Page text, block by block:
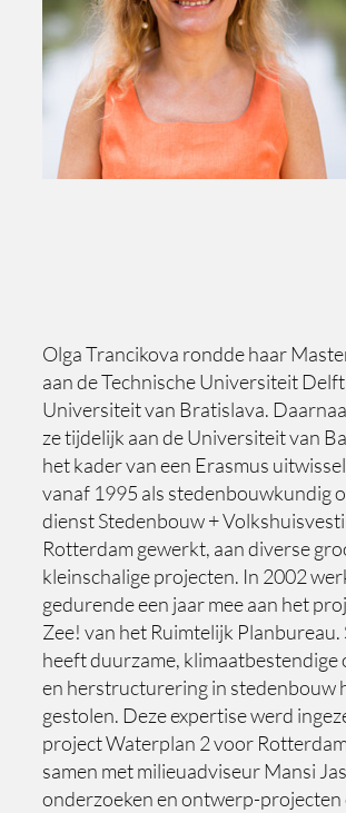
Olga Trancikova rondde haar
aan de Technische Universiteit
Universiteit van Bratislava.
ze tijdelijk aan de Universiteit van
het kader van een Erasmus
vanaf 1995 als stedenbouwkundig
dienst Stedenbouw +
Rotterdam gewerkt, aan diverse
kleinschalige projecten. In 2002
gedurende een jaar mee aan het
Zee! van het Ruimtelijk Planbureau.
heeft duurzame, klimaatbestendige
en herstructurering in stedenbouw
gestolen. Deze expertise werd
project Waterplan 2 voor
samen met milieuadviseur Mansi
onderzoeken en ontwerp-projecten